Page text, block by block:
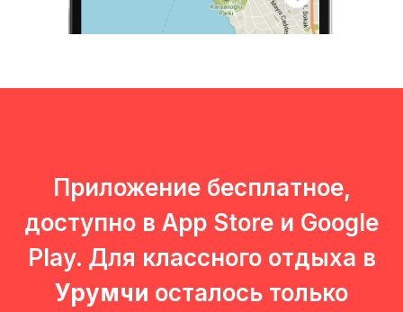
Приложение бесплатное,
доступно в App Store и Google
Play. Для классного отдыха в
Урумчи осталось только